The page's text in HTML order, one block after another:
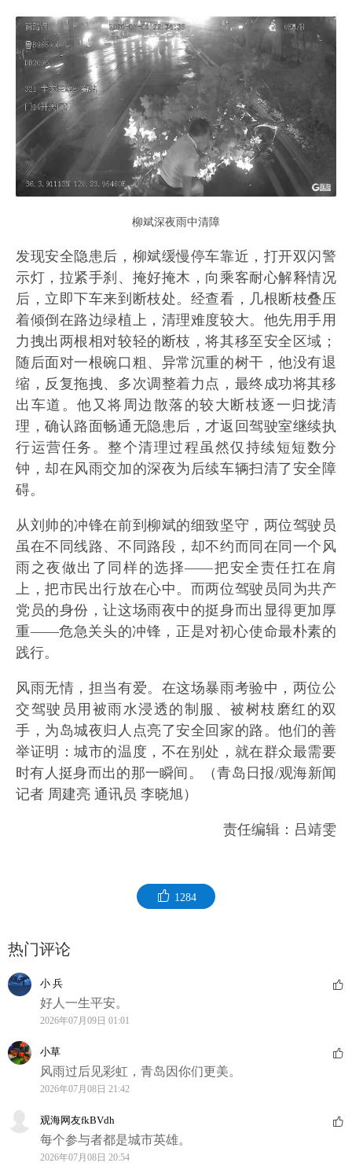
柳斌深夜雨中清障
发现安全隐患后，柳斌缓慢停车靠近，打开双闪警
示灯，拉紧手刹、掩好掩木，向乘客耐心解释情况
后，立即下车来到断枝处。经查看，几根断枝叠压
着倾倒在路边绿植上，清理难度较大。他先用手用
力拽出两根相对较轻的断枝，将其移至安全区域；
随后面对一根碗口粗、异常沉重的树干，他没有退
缩，反复拖拽、多次调整着力点，最终成功将其移
出车道。他又将周边散落的较大断枝逐一归拢清
理，确认路面畅通无隐患后，才返回驾驶室继续执
行运营任务。整个清理过程虽然仅持续短短数分
钟，却在风雨交加的深夜为后续车辆扫清了安全障
碍。
从刘帅的冲锋在前到柳斌的细致坚守，两位驾驶员
虽在不同线路、不同路段，却不约而同在同一个风
雨之夜做出了同样的选择——把安全责任扛在肩
上，把市民出行放在心中。而两位驾驶员同为共产
党员的身份，让这场雨夜中的挺身而出显得更加厚
重——危急关头的冲锋，正是对初心使命最朴素的
践行。
风雨无情，担当有爱。在这场暴雨考验中，两位公
交驾驶员用被雨水浸透的制服、被树枝磨红的双
手，为岛城夜归人点亮了安全回家的路。他们的善
举证明：城市的温度，不在别处，就在群众最需要
时有人挺身而出的那一瞬间。（青岛日报/观海新闻
记者 周建亮 通讯员 李晓旭）
责任编辑：吕靖雯
1284
热门评论
小 兵
好人一生平安。
2026年07月09日 01:01
小草
风雨过后见彩虹，青岛因你们更美。
2026年07月08日 21:42
观海网友fkBVdh
每个参与者都是城市英雄。
2026年07月08日 20:54